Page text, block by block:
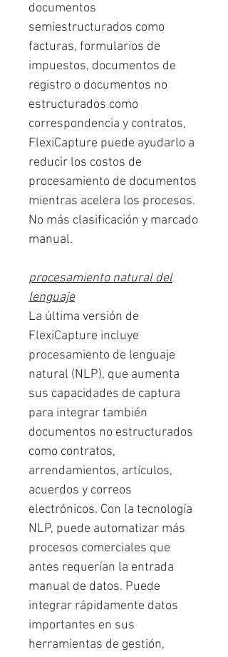
documentos
semiestructurados como
facturas, formularios de
impuestos, documentos de
registro o documentos no
estructurados como
correspondencia y contratos,
FlexiCapture puede ayudarlo a
reducir los costos de
procesamiento de documentos
mientras acelera los procesos.
No más clasificación y marcado
manual.
procesamiento natural del
lenguaje
La última versión de
FlexiCapture incluye
procesamiento de lenguaje
natural (NLP), que aumenta
sus capacidades de captura
para integrar también
documentos no estructurados
como contratos,
arrendamientos, artículos,
acuerdos y correos
electrónicos. Con la tecnología
NLP, puede automatizar más
procesos comerciales que
antes requerían la entrada
manual de datos. Puede
integrar rápidamente datos
importantes en sus
herramientas de gestión,